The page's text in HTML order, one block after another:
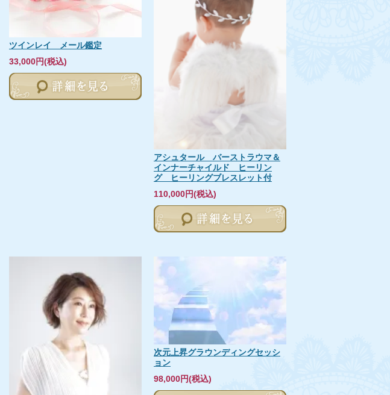
ツインレイ メール鑑定
33,000円(税込)
アシュタール バーストラウマ＆
インナーチャイルド ヒーリン
グ ヒーリングブレスレット付
110,000円(税込)
次元上昇グラウンディングセッシ
ョン
98,000円(税込)